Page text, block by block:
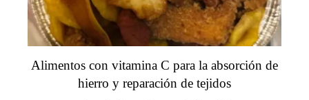
Alimentos con vitamina C para la absorción de
hierro y reparación de tejidos